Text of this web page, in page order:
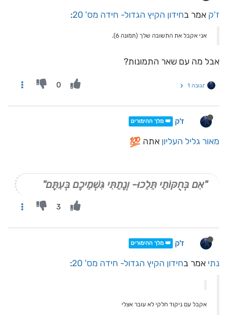
ז'ק אמר בחידון הקיץ הגדול- חידה מס' 20 :
אני אקבל את התשובה שלך (תמונה 6).
אבל מה עם שאר התמונות?
תגובה 1 0
ז'ק 👑 מלך ההימורים
מאור גליל העליון אתה
"אִם בְּחֻקּוֹתַי תֵּלֵכוּ- וְנָתַתִּי גִּשְׁמֵיכֶם בְּעִתָּם"
3
ז'ק 👑 מלך ההימורים
נתי אמר בחידון הקיץ הגדול- חידה מס' 20 :
אקבל עם ניקוד חלקי לא עובר אצלי